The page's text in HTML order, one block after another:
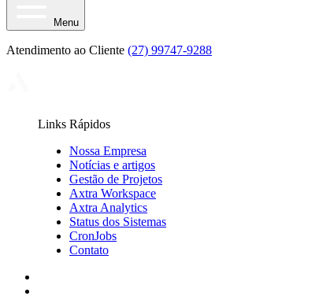
Menu
Atendimento ao Cliente (27) 99747-9288
Links Rápidos
Nossa Empresa
Notícias e artigos
Gestão de Projetos
Axtra Workspace
Axtra Analytics
Status dos Sistemas
CronJobs
Contato